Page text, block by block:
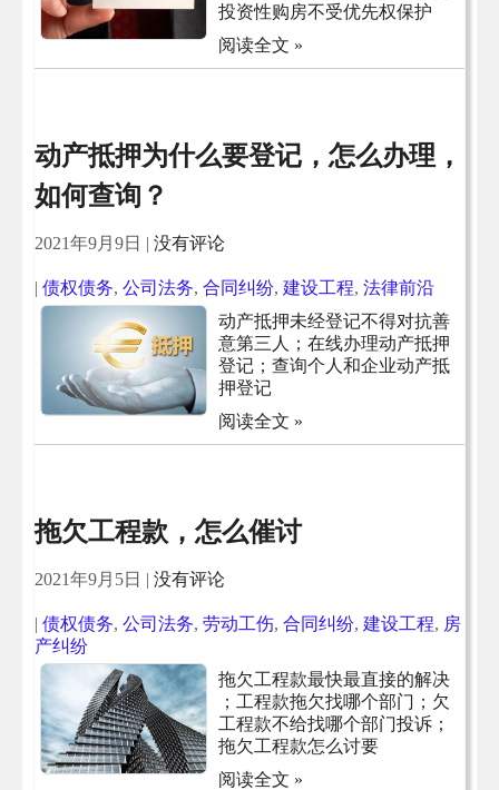
投资性购房不受优先权保护
阅读全文 »
动产抵押为什么要登记，怎么办理，
如何查询？
2021年9月9日 | 没有评论
| 债权债务, 公司法务, 合同纠纷, 建设工程, 法律前沿
动产抵押未经登记不得对抗善
意第三人；在线办理动产抵押
登记；查询个人和企业动产抵
押登记
阅读全文 »
拖欠工程款，怎么催讨
2021年9月5日 | 没有评论
| 债权债务, 公司法务, 劳动工伤, 合同纠纷, 建设工程, 房
产纠纷
拖欠工程款最快最直接的解决
；工程款拖欠找哪个部门；欠
工程款不给找哪个部门投诉；
拖欠工程款怎么讨要
阅读全文 »